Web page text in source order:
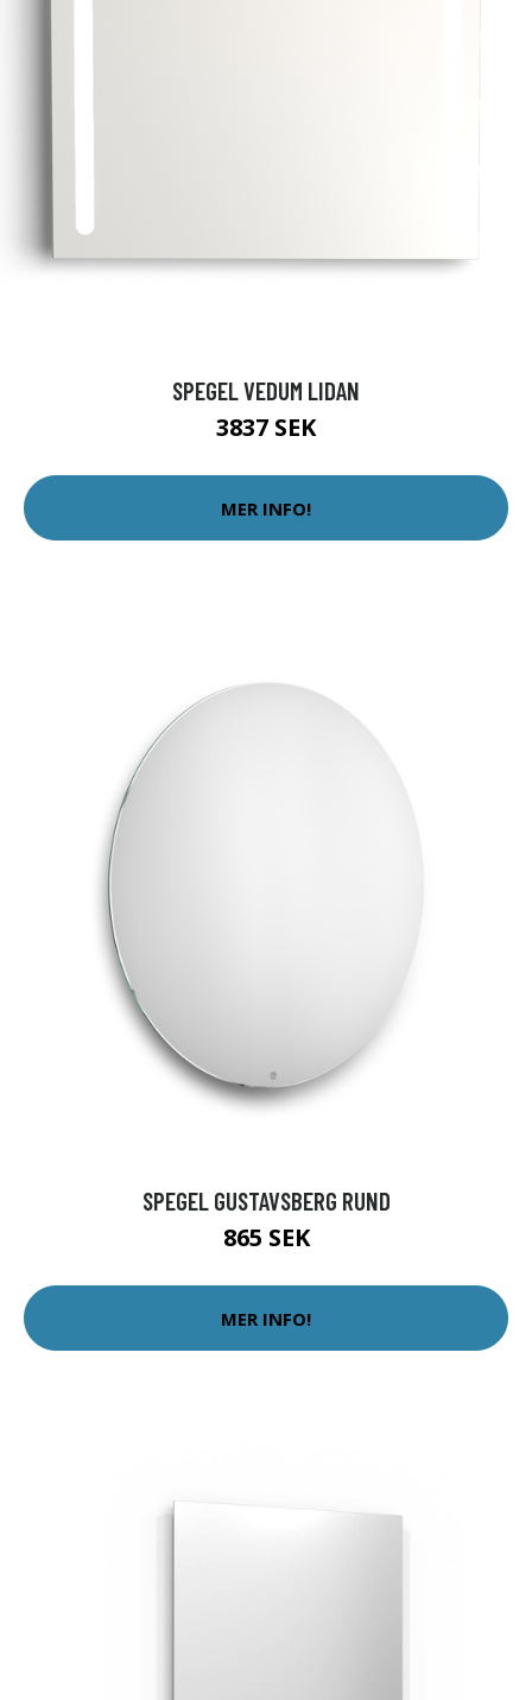
SPEGEL VEDUM LIDAN
3837 SEK
MER INFO!
SPEGEL GUSTAVSBERG RUND
865 SEK
MER INFO!